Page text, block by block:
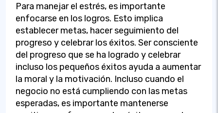
Para manejar el estrés, es importante
enfocarse en los logros. Esto implica
establecer metas, hacer seguimiento del
progreso y celebrar los éxitos. Ser consciente
del progreso que se ha logrado y celebrar
incluso los pequeños éxitos ayuda a aumentar
la moral y la motivación. Incluso cuando el
negocio no está cumpliendo con las metas
esperadas, es importante mantenerse